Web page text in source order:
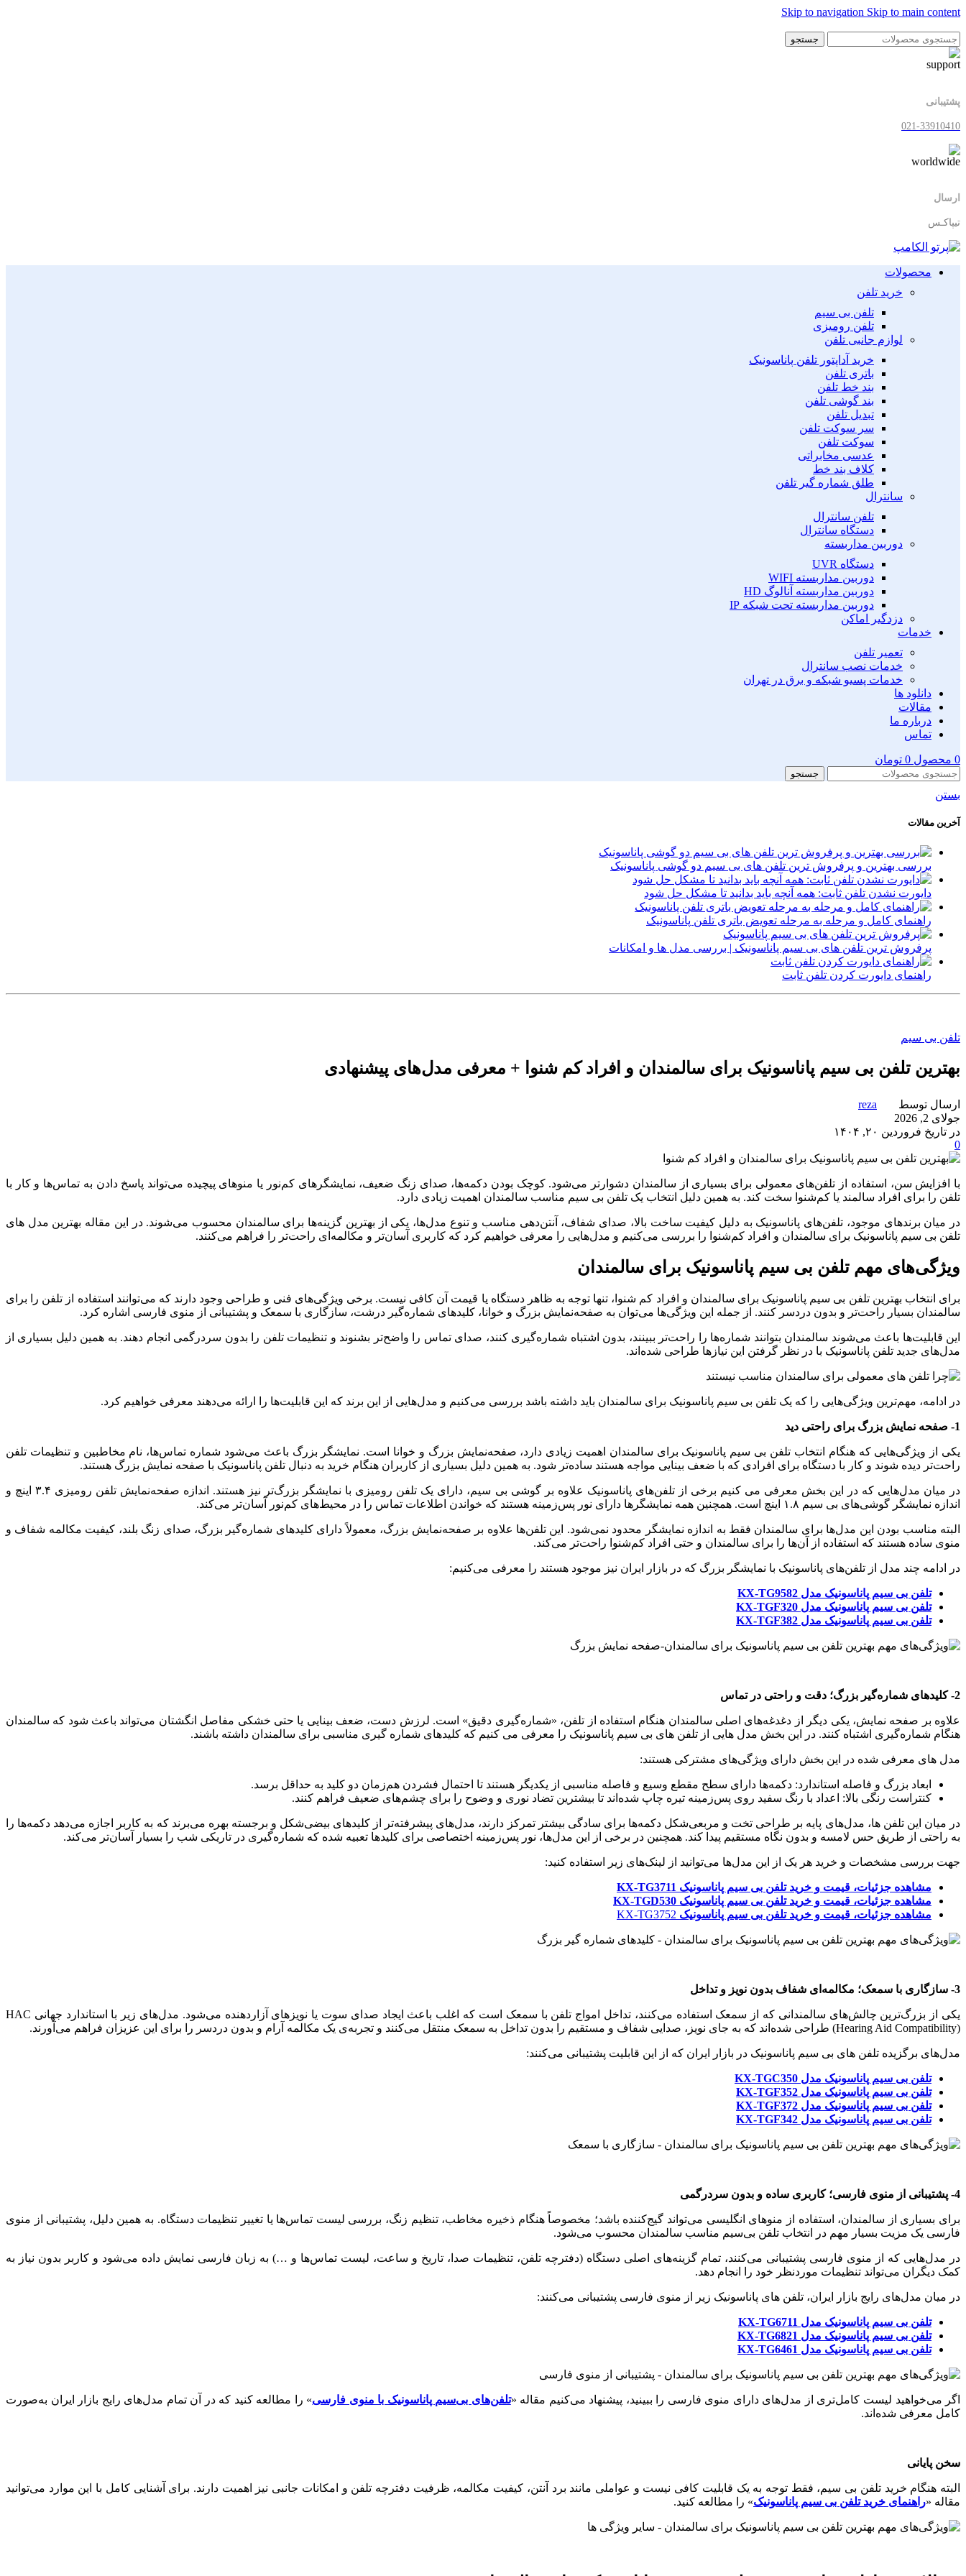
Skip to navigation Skip to main content
جستجو
پشتیبانی
021-33910410
ارسال
تیپاکـس
محصولات
خرید تلفن
تلفن بی سیم
تلفن رومیزی
لوازم جانبی تلفن
خرید آداپتور تلفن پاناسونیک
باتری تلفن
بند خط تلفن
بند گوشی تلفن
تبدیل تلفن
سر سوکت تلفن
سوکت تلفن
عدسی مخابراتی
کلاف بند خط
طلق شماره گیر تلفن
سانترال
تلفن سانترال
دستگاه سانترال
دوربین مداربسته
دستگاه UVR
دوربین مداربسته WIFI
دوربین مداربسته آنالوگ HD
دوربین مداربسته تحت شبکه IP
دزدگیر اماکن
خدمات
تعمیر تلفن
خدمات نصب سانترال
خدمات پسیو شبکه و برق در تهران
دانلود ها
مقالات
درباره ما
تماس
0 محصول 0 تومان
جستجو
بستن
آخرین مقالات
بررسی بهترین و پرفروش ترین تلفن های بی سیم دو گوشی پاناسونیک
دایورت نشدن تلفن ثابت: همه آنچه باید بدانید تا مشکل حل شود
راهنمای کامل و مرحله به مرحله تعویض باتری تلفن پاناسونیک
پرفروش‌ ترین تلفن‌ های بی‌ سیم پاناسونیک | بررسی مدل‌ ها و امکانات
راهنمای دایورت کردن تلفن ثابت
تلفن بی سیم
بهترین تلفن بی‌ سیم پاناسونیک برای سالمندان و افراد کم‌ شنوا + معرفی مدل‌های پیشنهادی
ارسال توسط
reza
جولای 2, 2026
در تاریخ فروردین ۲۰, ۱۴۰۴
0
با افزایش سن، استفاده از تلفن‌های معمولی برای بسیاری از سالمندان دشوارتر می‌شود. کوچک بودن دکمه‌ها، صدای زنگ ضعیف، نمایشگرهای کم‌نور یا منوهای پیچیده می‌تواند پاسخ دادن به تماس‌ها و کار با
تلفن را برای افراد سالمند یا کم‌شنوا سخت کند. به همین دلیل انتخاب یک تلفن بی‌ سیم مناسب سالمندان اهمیت زیادی دارد.
در میان برندهای موجود، تلفن‌های پاناسونیک به دلیل کیفیت ساخت بالا، صدای شفاف، آنتن‌دهی مناسب و تنوع مدل‌ها، یکی از بهترین گزینه‌ها برای سالمندان محسوب می‌شوند. در این مقاله بهترین مدل های
تلفن‌ بی‌ سیم پاناسونیک برای سالمندان و افراد کم‌شنوا را بررسی می‌کنیم و مدل‌هایی را معرفی خواهیم کرد که کاربری آسان‌تر و مکالمه‌ای راحت‌تر را فراهم می‌کنند.
ویژگی‌های مهم تلفن بی‌ سیم پاناسونیک برای سالمندان
برای انتخاب بهترین تلفن بی‌ سیم پاناسونیک برای سالمندان و افراد کم‌ شنوا، تنها توجه به ظاهر دستگاه یا قیمت آن کافی نیست. برخی ویژگی‌های فنی و طراحی وجود دارند که می‌توانند استفاده از تلفن را برای
سالمندان بسیار راحت‌تر و بدون دردسر کنند. از جمله این ویژگی‌ها می‌توان به صفحه‌نمایش بزرگ و خوانا، کلیدهای شماره‌گیر درشت، سازگاری با سمعک و پشتیبانی از منوی فارسی اشاره کرد.
این قابلیت‌ها باعث می‌شوند سالمندان بتوانند شماره‌ها را راحت‌تر ببینند، بدون اشتباه شماره‌گیری کنند، صدای تماس را واضح‌تر بشنوند و تنظیمات تلفن را بدون سردرگمی انجام دهند. به همین دلیل بسیاری از
مدل‌های جدید تلفن پاناسونیک با در نظر گرفتن این نیازها طراحی شده‌اند.
در ادامه، مهم‌ترین ویژگی‌هایی را که یک تلفن بی‌ سیم پاناسونیک برای سالمندان باید داشته باشد بررسی می‌کنیم و مدل‌هایی از این برند که این قابلیت‌ها را ارائه می‌دهند معرفی خواهیم کرد.
1- صفحه‌ نمایش بزرگ برای راحتی دید
یکی از ویژگی‌هایی که هنگام انتخاب تلفن بی سیم پاناسونیک برای سالمندان اهمیت زیادی دارد، صفحه‌نمایش بزرگ و خوانا است. نمایشگر بزرگ باعث می‌شود شماره تماس‌ها، نام مخاطبین و تنظیمات تلفن
راحت‌تر دیده شوند و کار با دستگاه برای افرادی که با ضعف بینایی مواجه هستند ساده‌تر شود. به همین دلیل بسیاری از کاربران هنگام خرید به دنبال تلفن پاناسونیک با صفحه نمایش بزرگ هستند.
در میان مدل‌هایی که در این بخش معرفی می کنیم برخی از تلفن‌های پاناسونیک علاوه بر گوشی بی‌ سیم، دارای یک تلفن رومیزی با نمایشگر بزرگ‌تر نیز هستند. اندازه صفحه‌نمایش تلفن رومیزی ۳.۴ اینچ و
اندازه نمایشگر گوشی‌های بی‌ سیم ۱.۸ اینچ است. همچنین همه نمایشگرها دارای نور پس‌زمینه هستند که خواندن اطلاعات تماس را در محیط‌های کم‌نور آسان‌تر می‌کند.
البته مناسب بودن این مدل‌ها برای سالمندان فقط به اندازه نمایشگر محدود نمی‌شود. این تلفن‌ها علاوه بر صفحه‌نمایش بزرگ، معمولاً دارای کلیدهای شماره‌گیر بزرگ، صدای زنگ بلند، کیفیت مکالمه شفاف و
منوی ساده هستند که استفاده از آن‌ها را برای سالمندان و حتی افراد کم‌شنوا راحت‌تر می‌کند.
در ادامه چند مدل از تلفن‌های پاناسونیک با نمایشگر بزرگ که در بازار ایران نیز موجود هستند را معرفی می‌کنیم:
تلفن بی‌ سیم پاناسونیک مدل KX‑TG9582
تلفن بی‌ سیم پاناسونیک مدل KX‑TGF320
تلفن بی‌ سیم پاناسونیک مدل KX‑TGF382
2- کلیدهای شماره‌گیر بزرگ؛ دقت و راحتی در تماس
علاوه بر صفحه نمایش، یکی دیگر از دغدغه‌های اصلی سالمندان هنگام استفاده از تلفن، «شماره‌گیری دقیق» است. لرزش دست، ضعف بینایی یا حتی خشکی مفاصل انگشتان می‌تواند باعث شود که سالمندان
هنگام شماره‌گیری اشتباه کنند. در این بخش مدل هایی از تلفن های بی سیم پاناسونیک را معرفی می کنیم که کلیدهای شماره گیری مناسبی برای سالمندان داشته باشند.
مدل های معرفی شده در این بخش دارای ویژگی‌های مشترکی هستند:
ابعاد بزرگ و فاصله استاندارد: دکمه‌ها دارای سطح مقطع وسیع و فاصله مناسبی از یکدیگر هستند تا احتمال فشردن هم‌زمان دو کلید به حداقل برسد.
کنتراست رنگی بالا: اعداد با رنگ سفید روی پس‌زمینه تیره چاپ شده‌اند تا بیشترین تضاد نوری و وضوح را برای چشم‌های ضعیف فراهم کنند.
در میان این تلفن ها، مدل‌های پایه بر طراحی تخت و مربعی‌شکل دکمه‌ها برای سادگی بیشتر تمرکز دارند، مدل‌های پیشرفته‌تر از کلیدهای بیضی‌شکل و برجسته بهره می‌برند که به کاربر اجازه می‌دهد دکمه‌ها را
به راحتی از طریق حس لامسه و بدون نگاه مستقیم پیدا کند. همچنین در برخی از این مدل‌ها، نور پس‌زمینه اختصاصی برای کلیدها تعبیه شده که شماره‌گیری در تاریکی شب را بسیار آسان‌تر می‌کند.
جهت بررسی مشخصات و خرید هر یک از این مدل‌ها می‌توانید از لینک‌های زیر استفاده کنید:
مشاهده جزئیات، قیمت و خرید تلفن بی‌ سیم پاناسونیک KX-TG3711
مشاهده جزئیات، قیمت و خرید تلفن بی‌ سیم پاناسونیک KX-TGD530
مشاهده جزئیات، قیمت و خرید تلفن بی‌ سیم پاناسونیک
3- سازگاری با سمعک؛ مکالمه‌ای شفاف بدون نویز و تداخل
یکی از بزرگ‌ترین چالش‌های سالمندانی که از سمعک استفاده می‌کنند، تداخل امواج تلفن با سمعک است که اغلب باعث ایجاد صدای سوت یا نویزهای آزاردهنده می‌شود. مدل‌های زیر با استاندارد جهانی HAC
(Hearing Aid Compatibility) طراحی شده‌اند که به جای نویز، صدایی شفاف و مستقیم را بدون تداخل به سمعک منتقل می‌کنند و تجربه‌ی یک مکالمه آرام و بدون دردسر را برای این عزیزان فراهم می‌آورند.
مدل‌های برگزیده تلفن های بی سیم پاناسونیک در بازار ایران که از این قابلیت پشتیبانی می‌کنند:
تلفن بی‌ سیم پاناسونیک مدل KX-TGC350
تلفن بی‌ سیم پاناسونیک مدل KX-TGF352
تلفن بی‌ سیم پاناسونیک مدل KX-TGF372
تلفن بی‌ سیم پاناسونیک مدل KX-TGF342
4- پشتیبانی از منوی فارسی؛ کاربری ساده و بدون سردرگمی
برای بسیاری از سالمندان، استفاده از منوهای انگلیسی می‌تواند گیج‌کننده باشد؛ مخصوصاً هنگام ذخیره مخاطب، تنظیم زنگ، بررسی لیست تماس‌ها یا تغییر تنظیمات دستگاه. به همین دلیل، پشتیبانی از منوی
فارسی یک مزیت بسیار مهم در انتخاب تلفن بی‌سیم مناسب سالمندان محسوب می‌شود.
در مدل‌هایی که از منوی فارسی پشتیبانی می‌کنند، تمام گزینه‌های اصلی دستگاه (دفترچه تلفن، تنظیمات صدا، تاریخ و ساعت، لیست تماس‌ها و …) به زبان فارسی نمایش داده می‌شود و کاربر بدون نیاز به
کمک دیگران می‌تواند تنظیمات موردنظر خود را انجام دهد.
در میان مدل‌های رایج بازار ایران، تلفن های پاناسونیک زیر از منوی فارسی پشتیبانی می‌کنند:
تلفن بی ‌سیم پاناسونیک مدل KX-TG6711
تلفن بی ‌سیم پاناسونیک مدل KX-TG6821
تلفن بی ‌سیم پاناسونیک مدل KX-TG6461
اگر می‌خواهید لیست کامل‌تری از مدل‌های دارای منوی فارسی را ببینید، پیشنهاد می‌کنیم مقاله «تلفن‌های بی‌سیم پاناسونیک با منوی فارسی» را مطالعه کنید که در آن تمام مدل‌های رایج بازار ایران به‌صورت
کامل معرفی شده‌اند.
سخن پایانی
البته هنگام خرید تلفن بی‌ سیم، فقط توجه به یک قابلیت کافی نیست و عواملی مانند برد آنتن، کیفیت مکالمه، ظرفیت دفترچه تلفن و امکانات جانبی نیز اهمیت دارند. برای آشنایی کامل با این موارد می‌توانید
مقاله «راهنمای خرید تلفن بی‌ سیم پاناسونیک» را مطالعه کنید.